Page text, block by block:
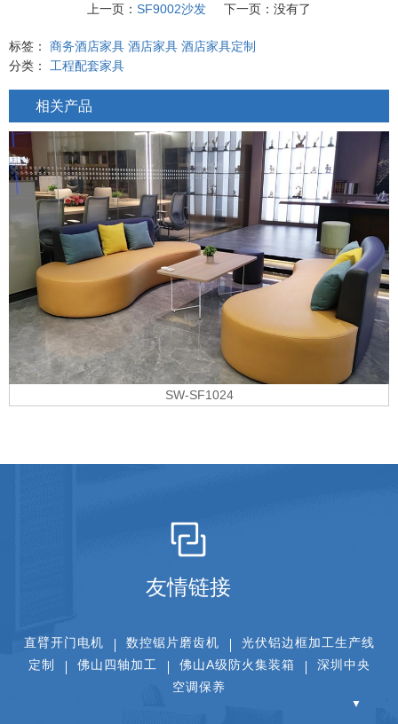
上一页： SF9002沙发 下一页：没有了
标签： 商务酒店家具 酒店家具 酒店家具定制
分类： 工程配套家具
相关产品
SW-SF1024
友情链接
直臂开门电机 数控锯片磨齿机
光伏铝边框加工生产线
定制
佛山四轴加工 佛山A级防火集装箱
深圳中央
空调保养
▼